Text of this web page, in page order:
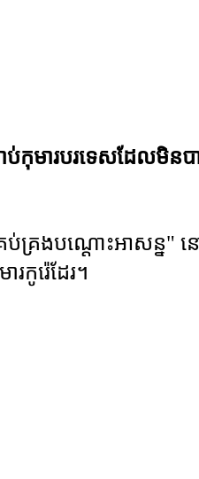
ប់កុមារបរទេសដែលមិន
ប់គ្រងបណ្តោះអាសន្ន
កូរ៉េដែរ។